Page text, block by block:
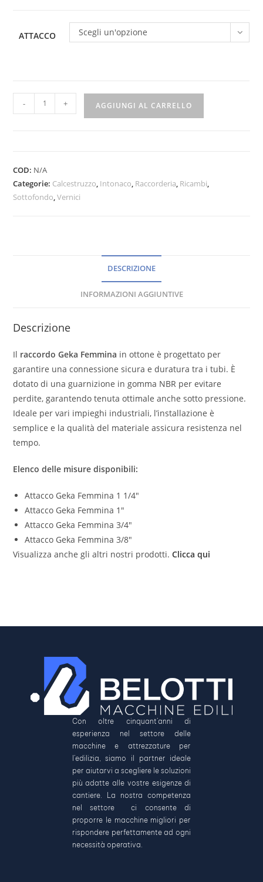
ATTACCO Scegli un'opzione
- + AGGIUNGI AL CARRELLO
COD: N/A
Categorie: Calcestruzzo Intonaco Raccorderia Ricambi
Sottofondo ,Vernici
DESCRIZIONE
INFORMAZIONI AGGIUNTIVE
Descrizione
Il raccordo Geka Femmina in ottone è progettato per
garantire una connessione sicura e duratura tra i tubi. È
dotato di una guarnizione in gomma NBR per evitare
perdite, garantendo tenuta ottimale anche sotto pressione.
Ideale per vari impieghi industriali, l’installazione è
semplice e la qualità del materiale assicura resistenza nel
tempo.
Elenco delle misure disponibili:
Attacco Geka Femmina 1 1/4″
Attacco Geka Femmina 1″
Attacco Geka Femmina 3/4″
Attacco Geka Femmina 3/8″
Visualizza anche gli altri nostri prodotti.Clicca qui
Con oltre cinquant’anni di
esperienza nel settore delle
macchine e attrezzature per
l’edilizia, siamo il partner ideale
per aiutarvi a scegliere le soluzioni
più adatte alle vostre esigenze di
cantiere. La nostra competenza
nel settore ci consente di
proporre le macchine migliori per
rispondere perfettamente ad ogni
necessità operativa.